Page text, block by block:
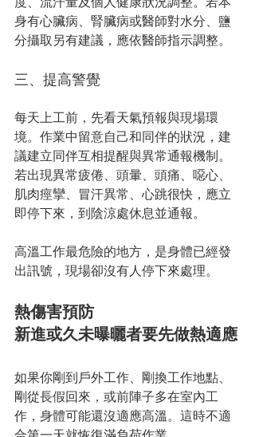
身有心臟病、腎臟病或醫師對水分、鹽
分攝取另有建議，應依醫師指示調整。
三、提高警覺
每天上工前，先看天氣預報與現場環
境。作業中留意自己和同伴的狀況，建
議建立同伴互相提醒與異常通報機制。
若出現異常疲倦、頭暈、頭痛、噁心、
肌肉痙攣、冒汗異常、心跳很快，應立
即停下來，到陰涼處休息並通報。
高溫工作最危險的地方，是身體已經發
出訊號，現場卻沒有人停下來處理。
熱傷害預防
新進或久未曝曬者要先做熱適應
如果你剛到戶外工作、剛換工作地點、
剛從長假回來，或前陣子多在室內工
作，身體可能還沒適應高溫。這時不適